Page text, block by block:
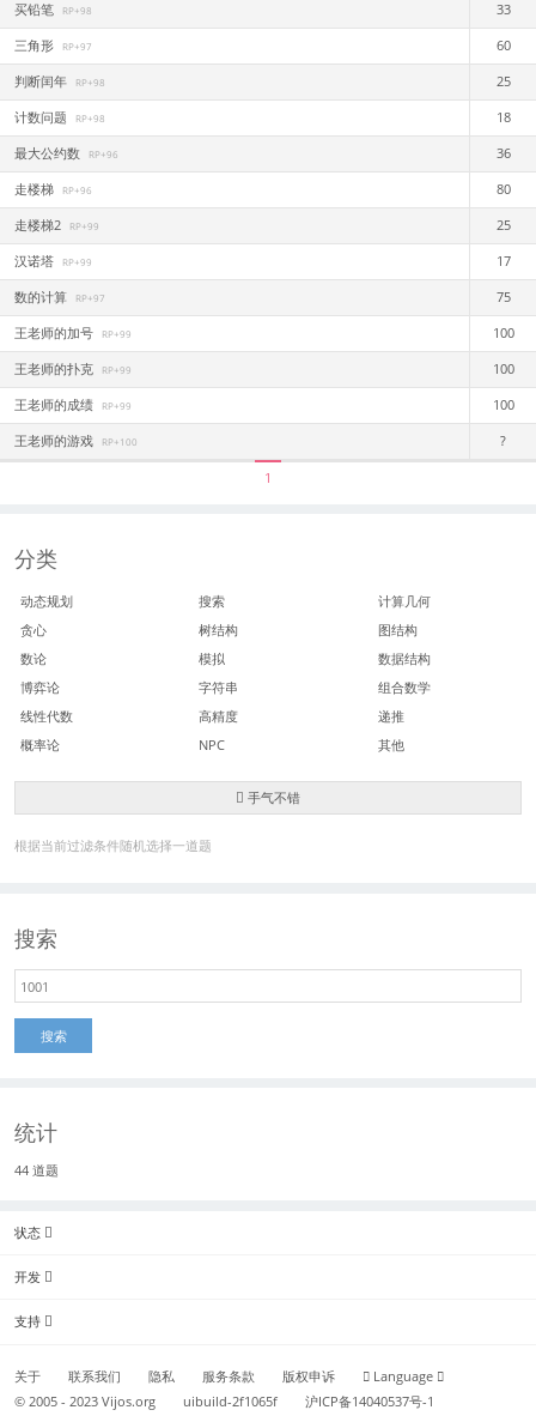
买铅笔 RP+98 33
三角形 RP+97 60
判断闰年 RP+98 25
计数问题 RP+98 18
最大公约数 RP+96 36
走楼梯 RP+96 80
走楼梯2 RP+99 25
汉诺塔 RP+99 17
数的计算 RP+97 75
王老师的加号 RP+99 100
王老师的扑克 RP+99 100
王老师的成绩 RP+99 100
王老师的游戏 RP+100 ?
1
分类
动态规划 搜索
计算几何
贪心
树结构
图结构
数论
模拟
数据结构
博弈论
字符串
组合数学
线性代数
高精度
递推
概率论
NPC 其他
手气不错
根据当前过滤条件随机选择一道题
搜索
搜索
统计
44 道题
状态
开发
支持
关于 联系我们 隐私 服务条款 版权申诉
Language
© 2005 - 2023Vijos.org uibuild-2f1065f 沪ICP备14040537号-1